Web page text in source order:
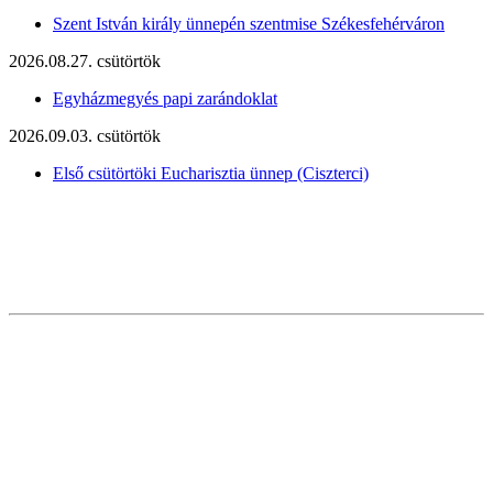
Szent István király ünnepén szentmise Székesfehérváron
2026.08.27. csütörtök
Egyházmegyés papi zarándoklat
2026.09.03. csütörtök
Első csütörtöki Eucharisztia ünnep (Ciszterci)